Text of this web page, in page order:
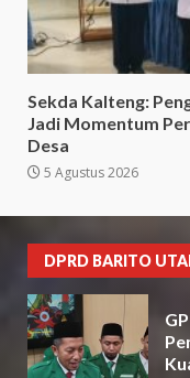
Sekda Kalteng:
Jadi Momentum
Desa
5 Agustus 2026
DPRD BARITO